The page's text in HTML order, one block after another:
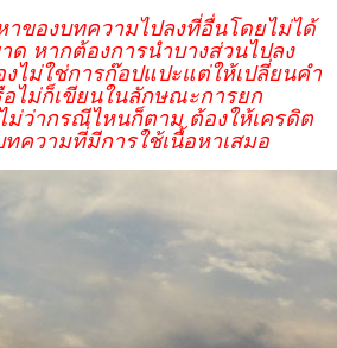
ของบทความไปลงที่อื่นโดยไม่ได้
หากต้องการนำบางส่วนไปลง
ไม่ใช่การก๊อปแปะแต่ให้เปลี่ยนคำ
อไม่ก็เขียนในลักษณะการยก
ม่ว่ากรณีไหนก็ตาม ต้องให้เครดิต
ความที่มีการใช้เนื้อหาเสมอ